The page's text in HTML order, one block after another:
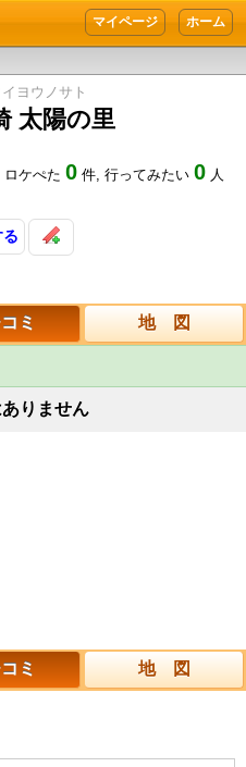
ヨウノサト
太陽の里
ロケぺた 0 件, 行ってみたい 0 人
ミ 地 図
りません
ミ 地 図
ホーム
マイページ